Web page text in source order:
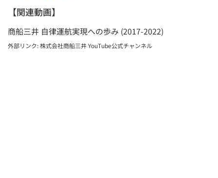
【関連動画】
商船三井 自律運航実現への歩み (2017-2022)
外部リンク: 株式会社商船三井 YouTube公式チャンネル